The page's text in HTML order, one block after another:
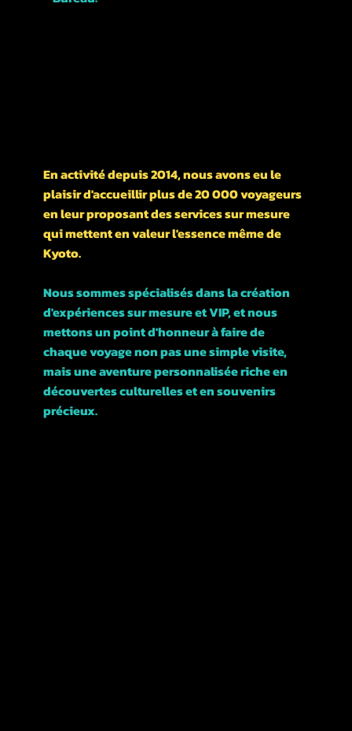
En activité depuis 2014, nous avons eu le
plaisir d'accueillir plus de 20 000 voyageurs
en leur proposant des services sur mesure
qui mettent en valeur l'essence même de
Kyoto.
Nous sommes spécialisés dans la création
d'expériences sur mesure et VIP, et nous
mettons un point d'honneur à faire de
chaque voyage non pas une simple visite,
mais une aventure personnalisée riche en
découvertes culturelles et en souvenirs
précieux.